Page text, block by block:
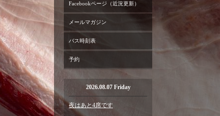
Facebookページ（近況更新）
メールマガジン
バス時刻表
予約
2026.08.07 Friday
夜はあと4席です